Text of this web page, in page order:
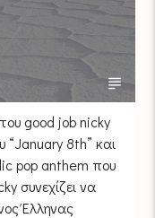
good job nicky
“January 8th” και
pop anthem που
συνεχίζει να
Έλληνας